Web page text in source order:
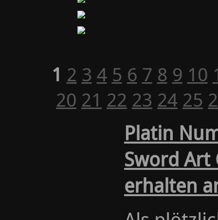
1 2 3 4 5 6 7 8 9 10
20 21 22 23 24 25
Platin
Sword
erhalten